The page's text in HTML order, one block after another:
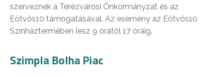
szerveznek a Terézvárosi Önkormányzat és az
Eötvös10 támogatásával. Az esemény az Eötvös10
Színháztermében lesz 9 órától 17 óráig.
Szimpla Bolha Piac